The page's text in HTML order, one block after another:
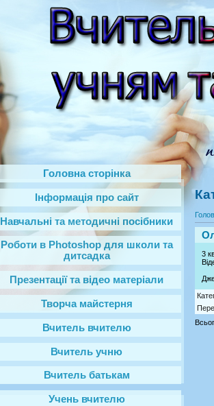
Головна сторінка
Інформація про сайт
Навчальні та методичні посібники
Роботи в Photoshop‎ для школи та
дитсадка
Презентації та відео матеріали
Творча майстерня
Вчитель вчителю
Вчитель учню
Вчитель батькам
Учень вчителю
3